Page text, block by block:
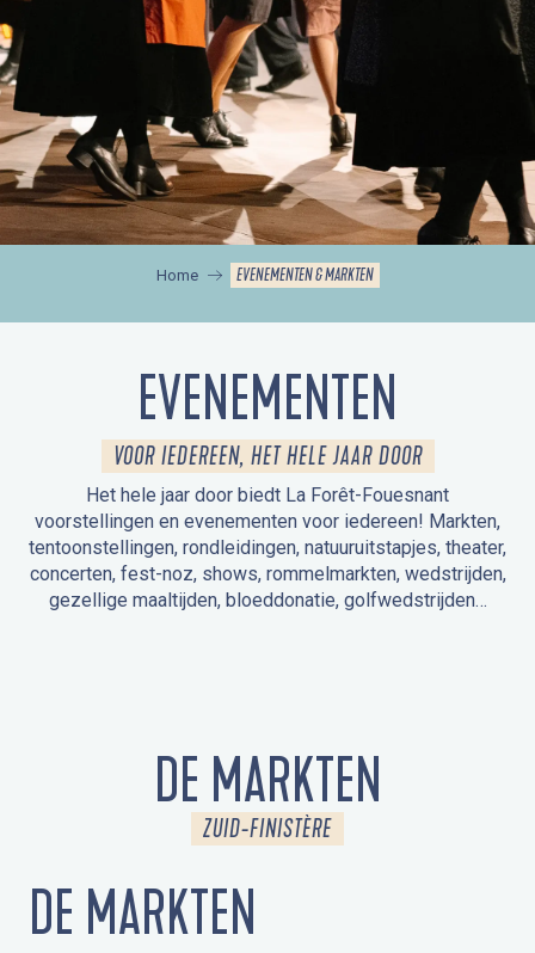
Home EVENEMENTEN & MARKTEN
EVENEMENTEN
VOOR IEDEREEN, HET HELE JAAR DOOR
Het hele jaar door biedt La Forêt-Fouesnant
voorstellingen en evenementen voor iedereen! Markten,
tentoonstellingen, rondleidingen, natuuruitstapjes, theater,
concerten, fest-noz, shows, rommelmarkten, wedstrijden,
gezellige maaltijden, bloeddonatie, golfwedstrijden…
DE MARKTEN
ZUID-FINISTÈRE
DE MARKTEN